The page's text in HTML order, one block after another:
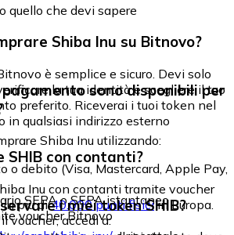
quello che devi sapere
Shiba Inu su Bitnovo?
è semplice e sicuro. Devi solo
la tua identità e scegliere il tuo
preferito. Riceverai i tuoi token nel
in qualsiasi indirizzo esterno
sono disponibili per
Shiba Inu utilizzando:
o debito (Visa, Mastercard, Apple Pay,
SEPA o SEPA istantaneo
voucher Bitnovo
SHIB con contanti?
Inu con contanti tramite voucher
in più di40.000 punti fisiciin Europa.
voucher, accedi a:
i miei token SHIB?